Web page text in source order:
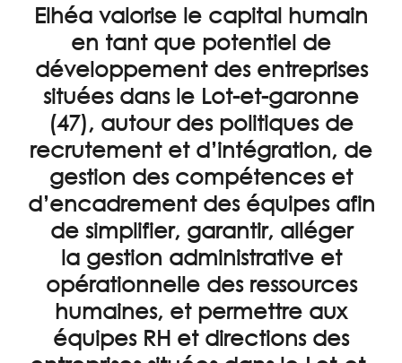
PROFESSIONNELS
CONSEIL
FORMATION
ACTUALITÉS
TÉMOIGNAGES
CONTACT
PARTENAIRES
Elhéa valorise le capital humain
en tant que potentiel de
développement des entreprises
situées dans le Lot-et-garonne
(47), autour des politiques de
recrutement et d’intégration, de
gestion des compétences et
d’encadrement des équipes afin
de simplifier, garantir, alléger
la gestion administrative et
opérationnelle des ressources
humaines, et permettre aux
équipes RH et directions des